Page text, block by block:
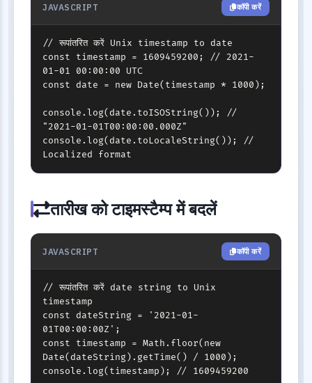
JAVASCRIPT कॉपी करें
// रूपांतरित करें Unix timestamp to date
const timestamp = 1609459200; // 2021-
01-01 00:00:00 UTC
const date = new Date(timestamp * 1000);
console.log(date.toISOString()); //
"2021-01-01T00:00:00.000Z"
console.log(date.toLocaleString()); //
Localized format
तारीख को टाइमस्टैम्प में बदलें
JAVASCRIPT कॉपी करें
// रूपांतरित करें date string to Unix
timestamp
const dateString = '2021-01-
01T00:00:00Z';
const timestamp = Math.floor(new
Date(dateString).getTime() / 1000);
console.log(timestamp); // 1609459200